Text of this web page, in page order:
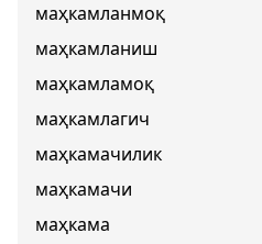
маҳкамланмоқ
маҳкамланиш
маҳкамламоқ
маҳкамлагич
маҳкамачилик
маҳкамачи
маҳкама